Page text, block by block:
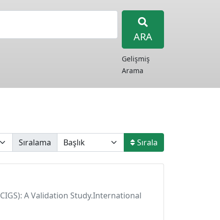
ARA
Gelişmiş
Arama
Sıralama Sırala
A Validation Study.International